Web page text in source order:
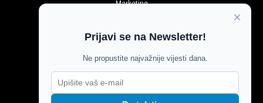
Marketing
Impressum
Pravila komentiranja
Agroglas
×
Prijavi se na Newsletter!
Ne propustite najvažnije vijesti dana.